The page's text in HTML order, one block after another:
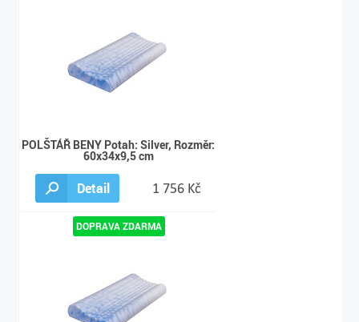
POLŠTÁŘ BENY Potah: Silver, Rozměr:
60x34x9,5 cm
Detail 1 756 Kč